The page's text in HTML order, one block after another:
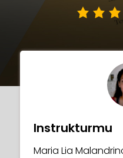
Instrukturmu
Maria Lia